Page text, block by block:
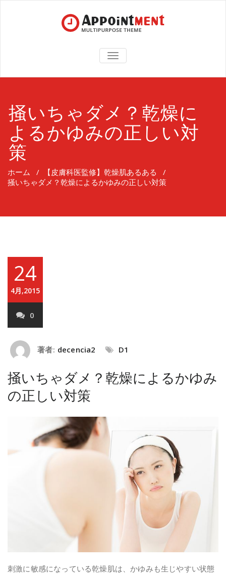
TOGGLE
NAVIGATION
掻いちゃダメ？乾燥に
よるかゆみの正しい対
策
ホーム / 【皮膚科医監修】乾燥肌あるある /
掻いちゃダメ？乾燥によるかゆみの正しい対策
24
4月,2015
0
著者: decencia2 D1
掻いちゃダメ？乾燥によるかゆみ
の正しい対策
刺激に敏感になっている乾燥肌は、かゆみも生じやすい状態